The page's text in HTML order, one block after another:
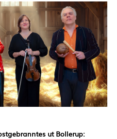
ut Bollerup: